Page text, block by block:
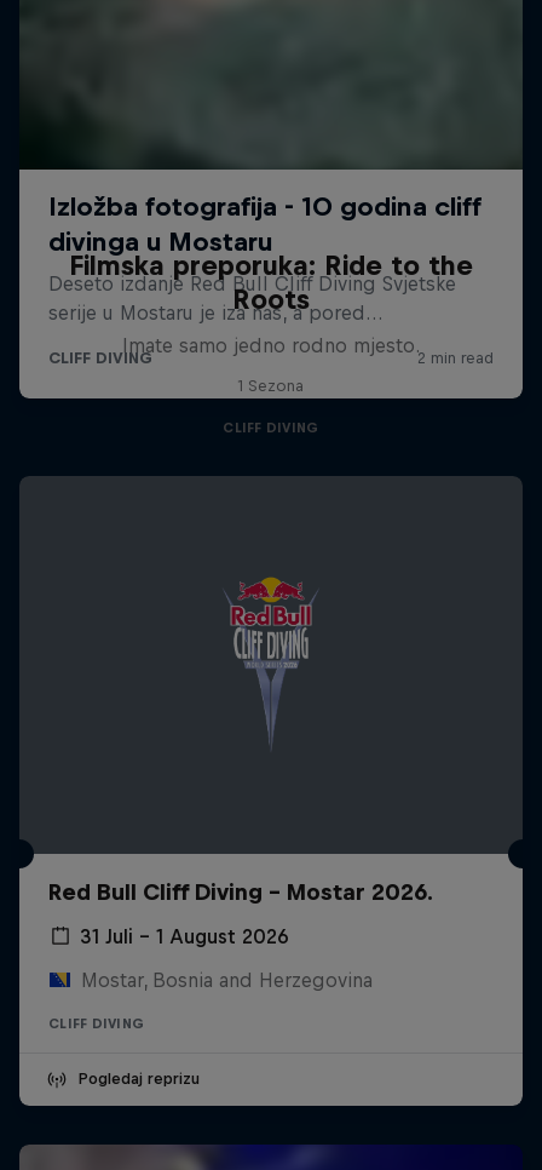
Filmska preporuka: Ride to the
Roots
Imate samo jedno rodno mjesto.
1 Sezona
CLIFF DIVING
Red Bull Cliff Diving - Mostar 2026.
31 Juli – 1 August 2026
Mostar, Bosnia and Herzegovina
CLIFF DIVING
Pogledaj reprizu